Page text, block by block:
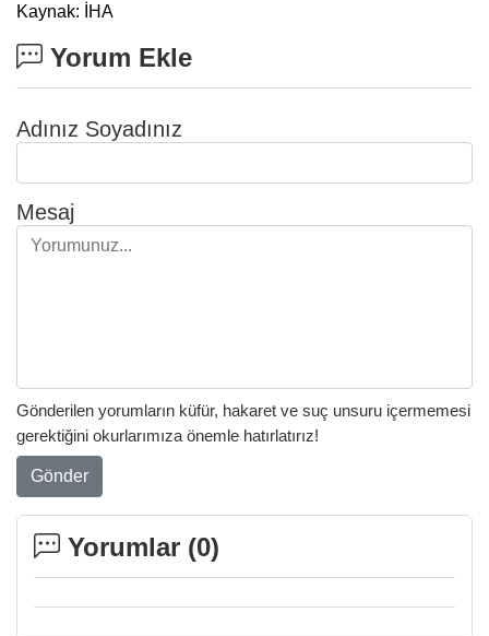
Kaynak: İHA
Yorum Ekle
Adınız Soyadınız
Mesaj
Gönderilen yorumların küfür, hakaret ve suç unsuru içermemesi
gerektiğini okurlarımıza önemle hatırlatırız!
Gönder
Yorumlar (0)